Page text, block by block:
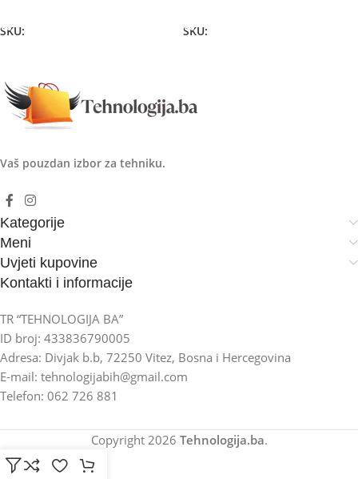
SKU:
SKU:
Vaš pouzdan izbor za tehniku.
Kategorije
Meni
Uvjeti kupovine
Kontakti i informacije
TR “TEHNOLOGIJA BA”
ID broj: 433836790005
Adresa: Divjak b.b, 72250 Vitez, Bosna i Hercegovina
E-mail: tehnologijabih@gmail.com
Telefon: 062 726 881
Copyright 2026 Tehnologija.ba.